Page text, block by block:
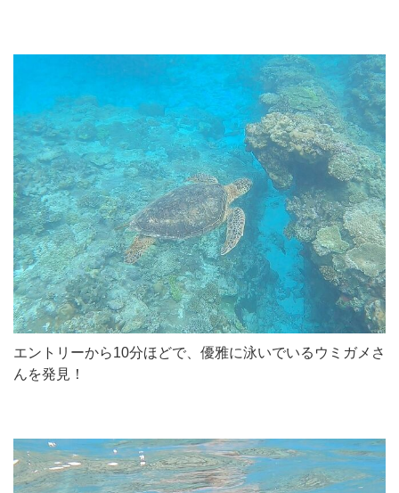
エントリーから10分ほどで、優雅に泳いでいるウミガメさ
んを発見！